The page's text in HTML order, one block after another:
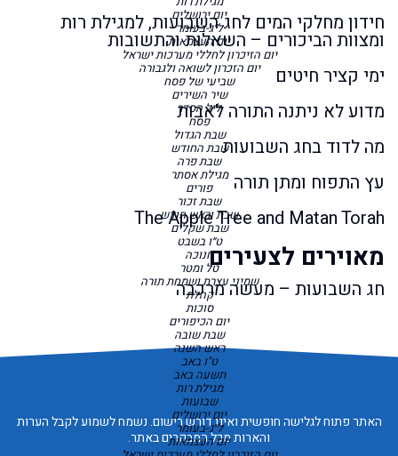
יום ירושלים
ל״ג-בעומר
יום העצמאות
יום הזיכרון לחללי מערכות ישראל
יום הזכרון לשואה ולגבורה
שביעי של פסח
שיר השירים
ליל הסדר
פסח
שבת הגדול
שבת החודש
שבת פרה
מגילת אסתר
פורים
שבת זכור
שבת וראש חודש
שבת שקלים
ט״ו בשבט
חנוכה
טל ומטר
שמיני עצרת ושמחת תורה
קהלת
סוכות
יום הכיפורים
שבת שובה
ראש השנה
ט"ו באב
תשעה באב
מגילת רות
שבועות
יום ירושלים
ל״ג-בעומר
יום העצמאות
חידון מחלקי המים לחג השבועות, למגילת רות
ומצוות הביכורים – השאלות והתשובות
ימי קציר חיטים
מדוע לא ניתנה התורה לאבות
מה לדוד בחג השבועות
עץ התפוח ומתן תורה
The Apple Tree and Matan Torah
מאוירים לצעירים
חג השבועות – מעשה מרכבה
האתר פתוח לגלישה חופשית ואינו דורש רישום. נשמח לשמוע לקבל הערות
והארות מכל המבקרים באתר.